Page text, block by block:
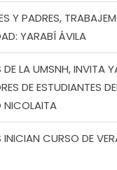
Y PADRES,
YARABÍ ÁVILA
DE LA UMSNH, INVITA
DE ESTUDIANTES
NICOLAITA
CURSO DE